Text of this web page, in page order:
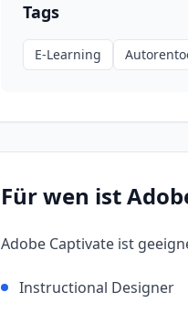
Tags
E-Learning
Für wen ist
Adobe Captivate ist
Instructional Designer